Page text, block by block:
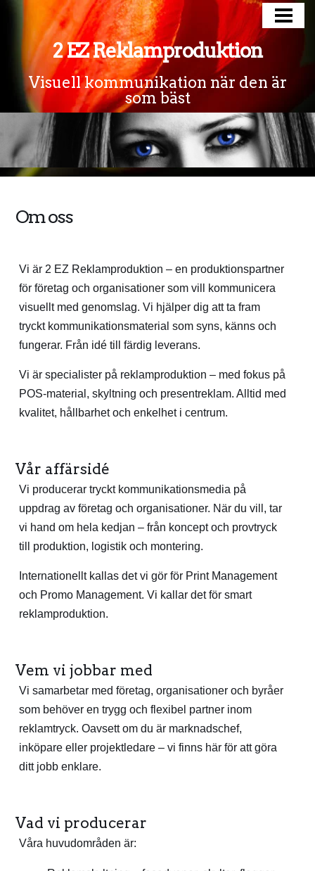
PRODUKTER
EXPRESSLEVERANS
SÅ ARBETAR VI
TRYCKUNDERLAG
OM OSS
2 EZ Reklamproduktion
Visuell kommunikation när den är
som bäst
Om oss
Vi är 2 EZ Reklamproduktion – en produktionspartner
för företag och organisationer som vill kommunicera
visuellt med genomslag. Vi hjälper dig att ta fram
tryckt kommunikationsmaterial som syns, känns och
fungerar. Från idé till färdig leverans.
Vi är specialister på reklamproduktion – med fokus på
POS-material, skyltning och presentreklam. Alltid med
kvalitet, hållbarhet och enkelhet i centrum.
Vår affärsidé
Vi producerar tryckt kommunikationsmedia på
uppdrag av företag och organisationer. När du vill, tar
vi hand om hela kedjan – från koncept och provtryck
till produktion, logistik och montering.
Internationellt kallas det vi gör för Print Management
och Promo Management. Vi kallar det för smart
reklamproduktion.
Vem vi jobbar med
Vi samarbetar med företag, organisationer och byråer
som behöver en trygg och flexibel partner inom
reklamtryck. Oavsett om du är marknadschef,
inköpare eller projektledare – vi finns här för att göra
ditt jobb enklare.
Vad vi producerar
Våra huvudområden är: